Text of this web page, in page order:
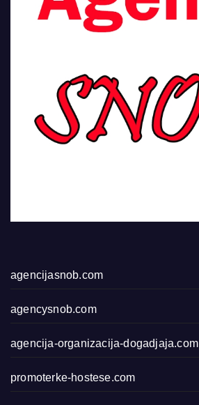
agencijasnob.com
agencysnob.com
agencija-organizacija-dogadjaja.com
promoterke-hostese.com